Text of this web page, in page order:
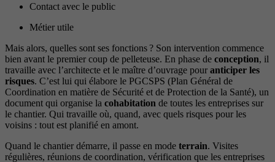
Contact avec le public
Métier utile
Mais alors, quelles sont ses fonctions ? Son intervention commence
bien avant le premier coup de pelleteuse. En phase de conception, il
travaille avec l’architecte et le maître d’ouvrage pour anticiper les
risques. C’est lui qui élabore le PGCSPS (Plan Général de
Coordination en matière de Sécurité et de Protection de la Santé), un
document qui organise la cohabitation de toutes les entreprises sur
le chantier. Qui travaille où, quand, avec quels risques pour les
voisins : tout est planifié en amont.
Quand le chantier démarre, il passe en mode terrain. Visites
régulières, réunions de coordination, vérification que les entreprises